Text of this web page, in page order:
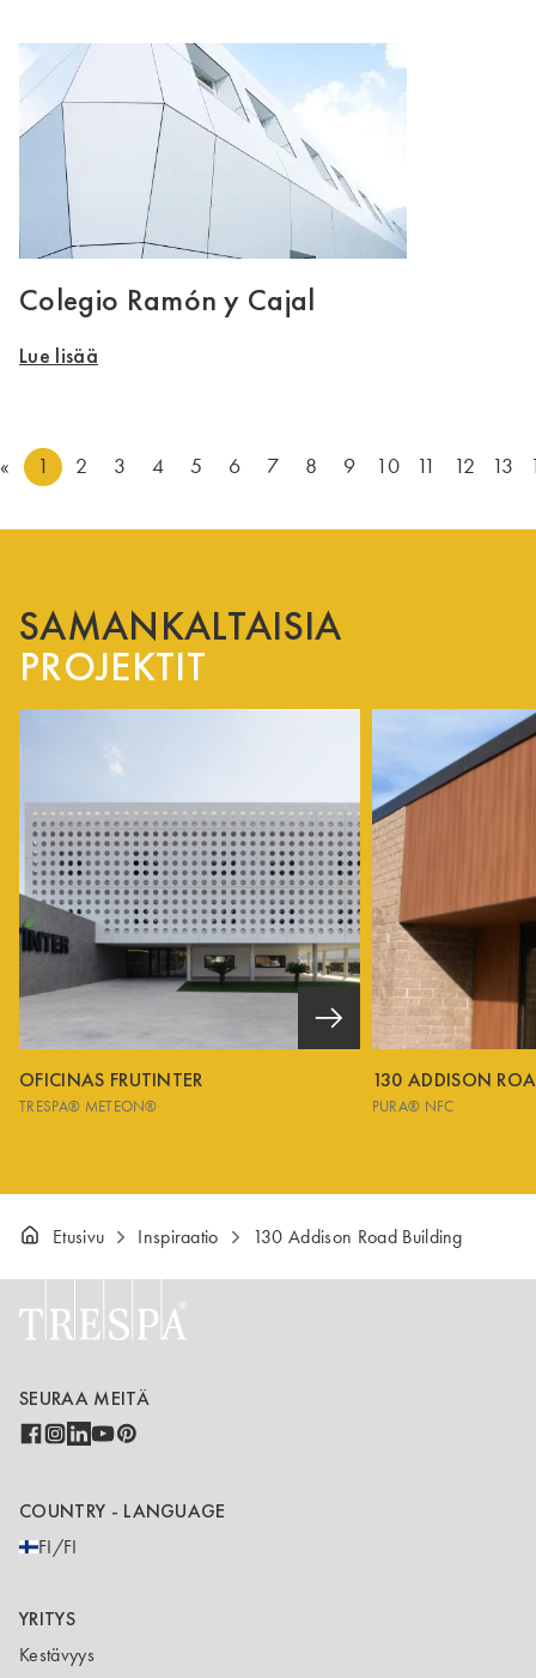
Colegio Ramón y Cajal
Lue lisää
« 1 2 3 4 5 6 7 8 9 10 11 12 13
SAMANKALTAISIA
PROJEKTIT
OFICINAS FRUTINTER
TRESPA® METEON®
130 ADDISON
PURA® NFC
Etusivu Inspiraatio 130 Addison Road Building
SEURAA MEITÄ
COUNTRY - LANGUAGE
FI/FI
YRITYS
Kestävyys